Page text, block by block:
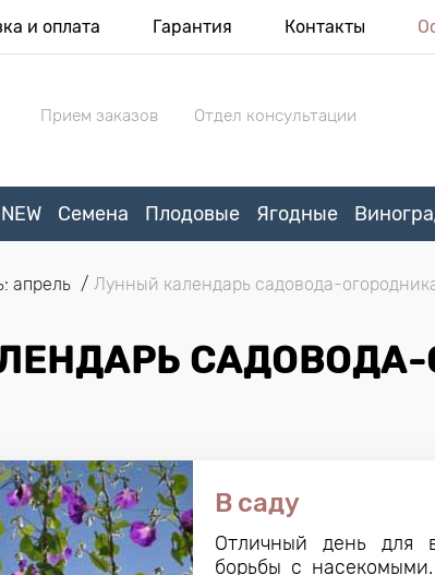
и оплата Гарантия Контакты
Прием заказов Отдел консультации
NEW Семена Плодовые Ягодные
апрель Лунный календарь садовода-
САДОВОДА-
В саду
Отличный день для
борьбы с